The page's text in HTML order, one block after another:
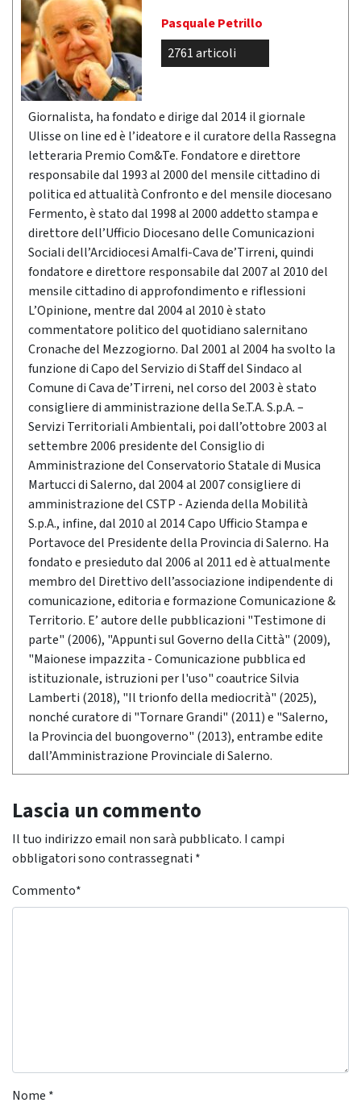
Pasquale Petrillo
2761 articoli
Giornalista, ha fondato e dirige dal 2014 il giornale
Ulisse on line ed è l’ideatore e il curatore della Rassegna
letteraria Premio Com&Te. Fondatore e direttore
responsabile dal 1993 al 2000 del mensile cittadino di
politica ed attualità Confronto e del mensile diocesano
Fermento, è stato dal 1998 al 2000 addetto stampa e
direttore dell’Ufficio Diocesano delle Comunicazioni
Sociali dell’Arcidiocesi Amalfi-Cava de’Tirreni, quindi
fondatore e direttore responsabile dal 2007 al 2010 del
mensile cittadino di approfondimento e riflessioni
L’Opinione, mentre dal 2004 al 2010 è stato
commentatore politico del quotidiano salernitano
Cronache del Mezzogiorno. Dal 2001 al 2004 ha svolto la
funzione di Capo del Servizio di Staff del Sindaco al
Comune di Cava de’Tirreni, nel corso del 2003 è stato
consigliere di amministrazione della Se.T.A. S.p.A. –
Servizi Territoriali Ambientali, poi dall’ottobre 2003 al
settembre 2006 presidente del Consiglio di
Amministrazione del Conservatorio Statale di Musica
Martucci di Salerno, dal 2004 al 2007 consigliere di
amministrazione del CSTP - Azienda della Mobilità
S.p.A., infine, dal 2010 al 2014 Capo Ufficio Stampa e
Portavoce del Presidente della Provincia di Salerno. Ha
fondato e presieduto dal 2006 al 2011 ed è attualmente
membro del Direttivo dell’associazione indipendente di
comunicazione, editoria e formazione Comunicazione &
Territorio. E’ autore delle pubblicazioni "Testimone di
parte" (2006), "Appunti sul Governo della Città" (2009),
"Maionese impazzita - Comunicazione pubblica ed
istituzionale, istruzioni per l'uso" coautrice Silvia
Lamberti (2018), "Il trionfo della mediocrità" (2025),
nonché curatore di "Tornare Grandi" (2011) e "Salerno,
la Provincia del buongoverno" (2013), entrambe edite
dall’Amministrazione Provinciale di Salerno.
Lascia un commento
Il tuo indirizzo email non sarà pubblicato. I campi
obbligatori sono contrassegnati *
Commento*
Nome *